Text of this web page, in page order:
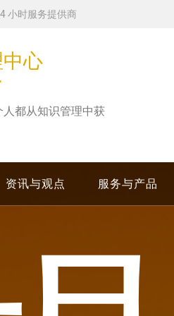
小时服务提供商
心
都从知识管理中获
资讯与观点 服务与产品